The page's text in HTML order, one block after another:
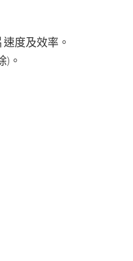
度及效率。
)。